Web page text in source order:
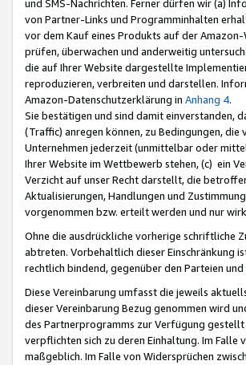
und SMS-Nachrichten. Ferner dürfen wir (a)
von Partner-Links und Programminhalten
vor dem Kauf eines Produkts auf der
prüfen, überwachen und anderweitig
die auf Ihrer Website dargestellte
reproduzieren, verbreiten und darstellen.
Amazon-Datenschutzerklärung in Anhang 4.
Sie bestätigen und sind damit einverstanden,
(Traffic) anregen können, zu Bedingungen,
Unternehmen jederzeit (unmittelbar oder
Ihrer Website im Wettbewerb stehen, (c) ein
Verzicht auf unser Recht darstellt, die
Aktualisierungen, Handlungen und
vorgenommen bzw. erteilt werden und nur
Ohne die ausdrückliche vorherige schriftliche
abtreten. Vorbehaltlich dieser Einschränkung
rechtlich bindend, gegenüber den Parteien
Diese Vereinbarung umfasst die jeweils
dieser Vereinbarung Bezug genommen wird
des Partnerprogramms zur Verfügung
verpflichten sich zu deren Einhaltung. Im Falle
maßgeblich. Im Falle von Widersprüchen